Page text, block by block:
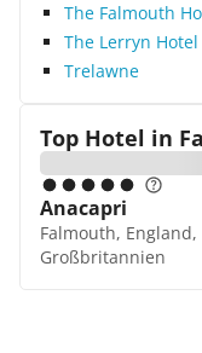
The Falmouth
The Lerryn Hotel
Trelawne
Top Hotel in
Anacapri
Falmouth,
Großbritannien